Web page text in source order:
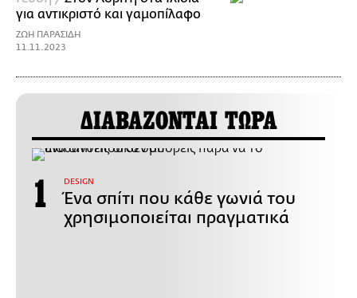
για αντικριστό και γαμοπίλαφο
ΖΩΗ ΠΑΡΑΣΙΔΗ
11.11.2023
ΔΙΑΒΑΖΟΝΤΑΙ ΤΩΡΑ
DESIGN
Ένα σπίτι που κάθε γωνιά του
χρησιμοποιείται πραγματικά